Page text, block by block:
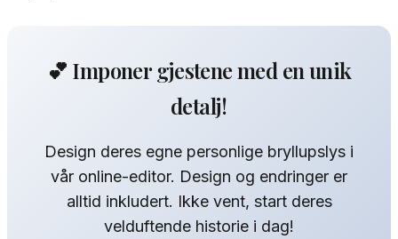
💕 Imponer gjestene med en unik
detalj!
Design deres egne personlige bryllupslys i
vår online-editor. Design og endringer er
alltid inkludert. Ikke vent, start deres
velduftende historie i dag!